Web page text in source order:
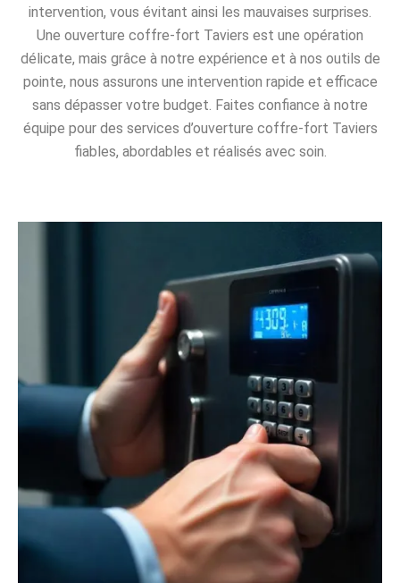
intervention, vous évitant ainsi les mauvaises surprises.
Une ouverture coffre-fort Taviers est une opération
délicate, mais grâce à notre expérience et à nos outils de
pointe, nous assurons une intervention rapide et efficace
sans dépasser votre budget. Faites confiance à notre
équipe pour des services d’ouverture coffre-fort Taviers
fiables, abordables et réalisés avec soin.